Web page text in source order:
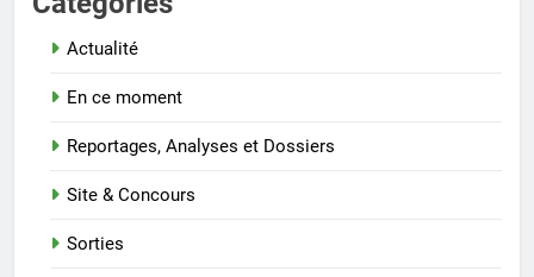
Actualité
En ce moment
Reportages, Analyses et Dossiers
Site & Concours
Sorties